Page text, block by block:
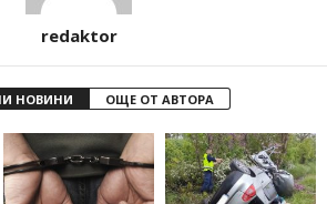
redaktor
НОВИНИ ОЩЕ ОТ АВТОРА